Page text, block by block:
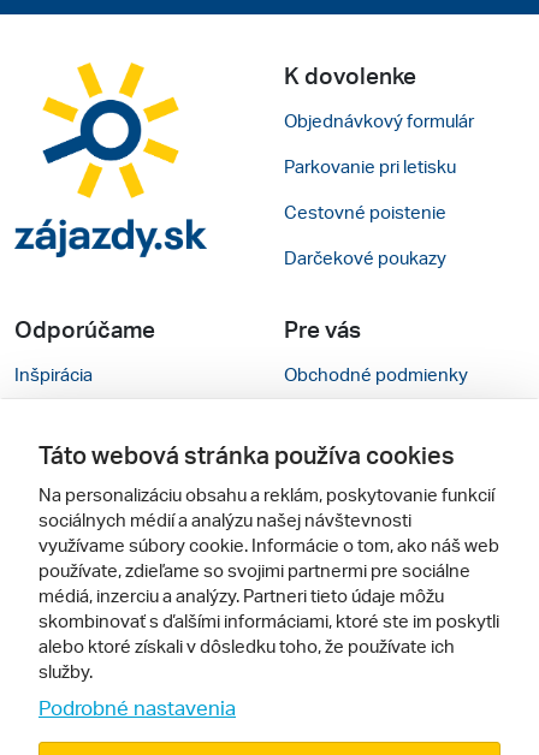
K dovolenke
Objednávkový formulár
Parkovanie pri letisku
Cestovné poistenie
Darčekové poukazy
Odporúčame
Inšpirácia
Cestovné kancelárie
Zájezdy.cz
Pre vás
Obchodné podmienky
Nastavenie cookies
Mobilná verzia webu
Sledujte nás
Táto webová stránka používa cookies
Na personalizáciu obsahu a reklám, poskytovanie funkcií
sociálnych médií a analýzu našej návštevnosti
využívame súbory cookie. Informácie o tom, ako náš web
používate, zdieľame so svojimi partnermi pre sociálne
médiá, inzerciu a analýzy. Partneri tieto údaje môžu
skombinovať s ďalšími informáciami, ktoré ste im poskytli
alebo ktoré získali v dôsledku toho, že používate ich
služby.
Podrobné nastavenia